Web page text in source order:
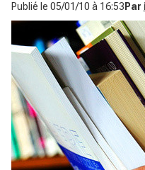
Publié le 05/01/10 à 16:53 Par